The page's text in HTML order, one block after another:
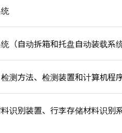
（自动拆箱和托盘自动装载系统
测方法、检测装置和计算机程
识别装置、行李存储材料识别